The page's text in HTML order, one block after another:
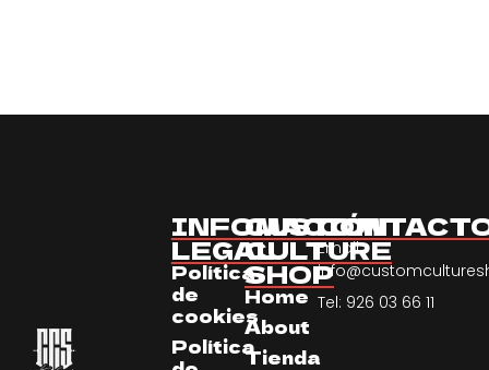
CUSTOM
CULTURE
SHOP
Home
About
Tienda
Email:
Tel: 926 03 66 11
INFOMACIÓN
LEGAL
Política
de
cookies
Política